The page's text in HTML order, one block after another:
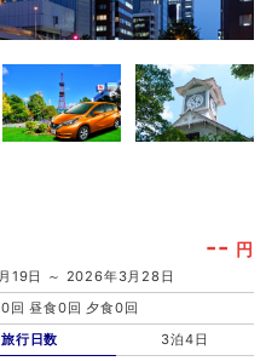
-- 円
19日 ～ 2026年3月28日
回 昼食0回 夕食0回
旅行日数
3泊4日